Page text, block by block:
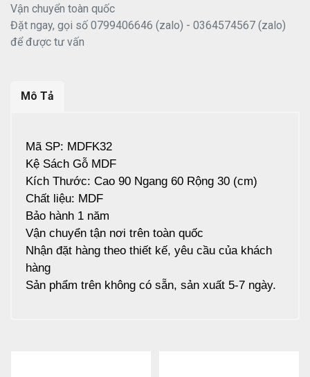
Vận chuyển toàn quốc
Đặt ngay, gọi số 0799406646 (zalo) - 0364574567 (zalo)
để được tư vấn
Mô Tả
Mã SP: MDFK32
Kệ Sách Gỗ MDF
Kích Thước: Cao 90 Ngang 60 Rộng 30 (cm)
Chất liệu: MDF
Bảo hành 1 năm
Vận chuyển tận nơi trên toàn quốc
Nhận đặt hàng theo thiết kế, yêu cầu của khách
hàng
Sản phẩm trên không có sẵn, sản xuất 5-7 ngày.